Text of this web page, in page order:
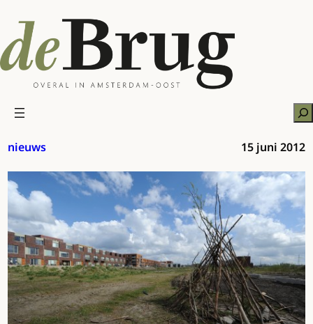
naar
de
inhoud
nieuws 15 juni 2012